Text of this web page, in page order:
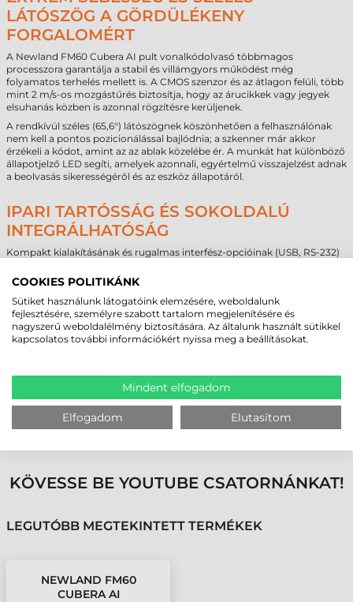
LÁTÓSZÖG A GÖRDÜLÉKENY
FORGALOMÉRT
A Newland FM60 Cubera AI pult vonalkódolvasó többmagos
processzora garantálja a stabil és villámgyors működést még
folyamatos terhelés mellett is. A CMOS szenzor és az átlagon felüli, több
mint 2 m/s-os mozgástűrés biztosítja, hogy az árucikkek vagy jegyek
elsuhanás közben is azonnal rögzítésre kerüljenek.
A rendkívül széles (65,6°) látószögnek köszönhetően a felhasználónak
nem kell a pontos pozicionálással bajlódnia; a szkenner már akkor
érzékeli a kódot, amint az az ablak közelébe ér. A munkát hat különböző
állapotjelző LED segíti, amelyek azonnali, egyértelmű visszajelzést adnak
a beolvasás sikerességéről és az eszköz állapotáról.
IPARI TARTÓSSÁG ÉS SOKOLDALÚ
INTEGRÁLHATÓSÁG
Kompakt kialakításának és rugalmas interfész-opcióinak (USB, RS-232)
bármilyen gépbe vagy pultba zökkenőmentesen beépíthető. Az IP52-es
minősítésű ház megvédi az elektronikát a portól és a véletlenül
kifröccsenő folyadékoktól, míg a széles üzemi hőmérséklet-tartomány
lehetővé teszi a használatát mostohább körülmények között is.
A Digimarc vízjelek és a postai kódok támogatásával, valamint a
Newland legendás UIMG technológiájával a készülék egy olyan jövőálló
MEGBÍZHAT BENNÜNK! ISMERJE MEG
KÖVESSE BE YOUTUBE CSATORNÁNKAT!
LEGUTÓBB MEGTEKINTETT TERMÉKEK
NEWLAND FM60
CUBERA AI
COOKIES POLITIKÁNK
Sütiket használunk látogatóink elemzésére, weboldalunk
fejlesztésére, személyre szabott tartalom megjelenítésére és
nagyszerű weboldalélmény biztosítására. Az általunk használt sütikkel
kapcsolatos további információkért nyissa meg a beállításokat.
Mindent elfogadom
Elfogadom Elutasítom